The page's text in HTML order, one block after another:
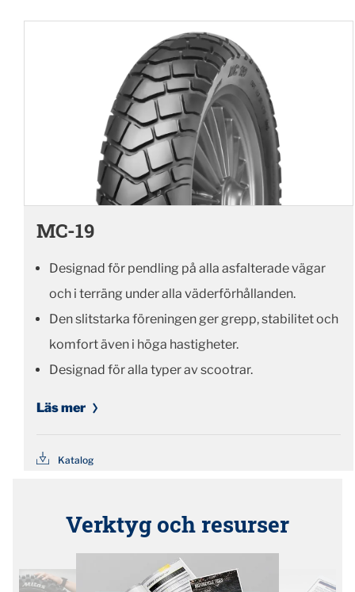
MC-19
Designad för pendling på alla asfalterade vägar
och i terräng under alla väderförhållanden.
Den slitstarka föreningen ger grepp, stabilitet och
komfort även i höga hastigheter.
Designad för alla typer av scootrar.
Läs mer
Katalog
Verktyg och resurser